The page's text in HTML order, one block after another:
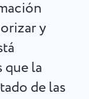
y
que la
de las
tiempo